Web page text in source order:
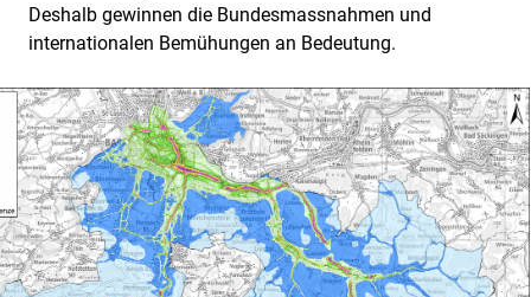
Deshalb gewinnen die Bundesmassnahmen und
internationalen Bemühungen an Bedeutung.